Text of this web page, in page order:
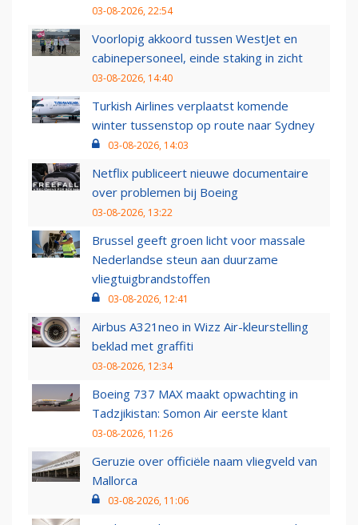
03-08-2026, 22:54
Voorlopig akkoord tussen WestJet en
cabinepersoneel, einde staking in zicht
03-08-2026, 14:40
Turkish Airlines verplaatst komende
winter tussenstop op route naar Sydney
03-08-2026, 14:03
Netflix publiceert nieuwe documentaire
over problemen bij Boeing
03-08-2026, 13:22
Brussel geeft groen licht voor massale
Nederlandse steun aan duurzame
vliegtuigbrandstoffen
03-08-2026, 12:41
Airbus A321neo in Wizz Air-kleurstelling
beklad met graffiti
03-08-2026, 12:34
Boeing 737 MAX maakt opwachting in
Tadzjikistan: Somon Air eerste klant
03-08-2026, 11:26
Geruzie over officiële naam vliegveld van
Mallorca
03-08-2026, 11:06